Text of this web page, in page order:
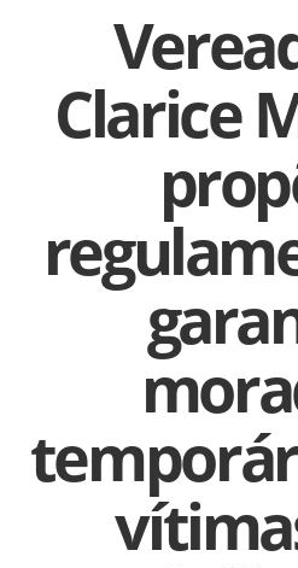
Clarice